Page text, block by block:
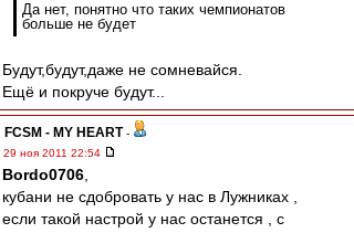
Да нет, понятно что таких чемпионатов
больше не будет
Будут,будут,даже не сомневайся.
Ещё и покруче будут...
FCSM - MY HEART -
29 ноя 2011 22:54
Bordo0706
кубани не сдобровать у нас в Лужниках ,
если такой настрой у нас останется , с